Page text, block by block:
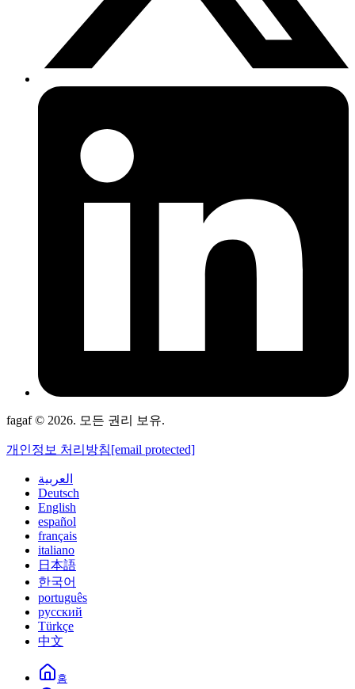
fagaf © 2026. 모든 권리 보유.
개인정보 처리방침[email protected]
العربية
Deutsch
English
español
français
italiano
日本語
한국어
português
русский
Türkçe
中文
홈